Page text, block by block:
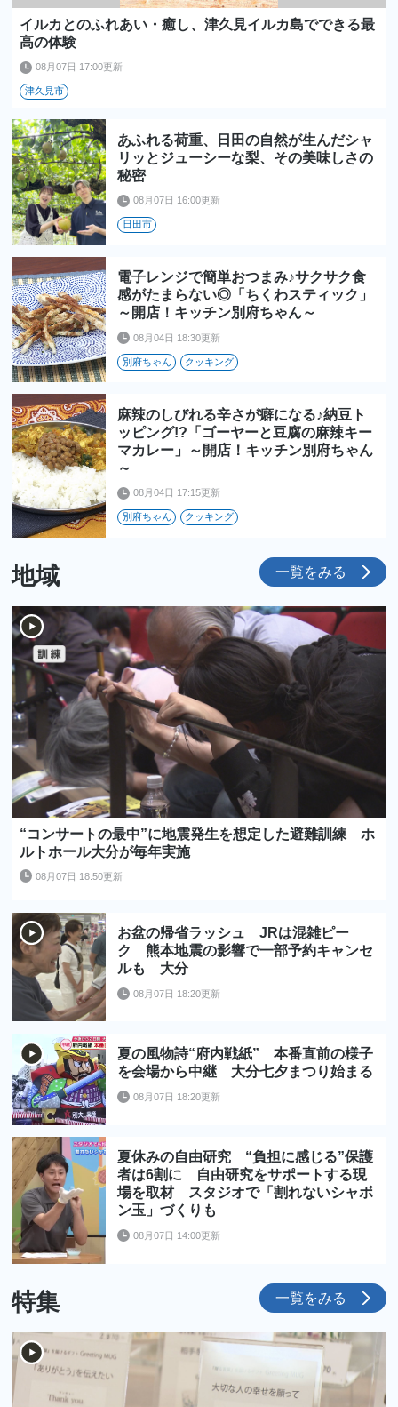
イルカとのふれあい・癒し、津久見イルカ島でできる最
高の体験
08月07日 17:00更新
津久見市
あふれる荷重、日田の自然が生んだシャ
リッとジューシーな梨、その美味しさの
秘密
08月07日 16:00更新
日田市
電子レンジで簡単おつまみ♪サクサク食
感がたまらない◎「ちくわスティック」
～開店！キッチン別府ちゃん～
08月04日 18:30更新
別府ちゃん クッキング
麻辣のしびれる辛さが癖になる♪納豆ト
ッピング!?「ゴーヤーと豆腐の麻辣キー
マカレー」～開店！キッチン別府ちゃん
～
08月04日 17:15更新
別府ちゃん クッキング
地域 一覧をみる
“コンサートの最中”に地震発生を想定した避難訓練 ホ
ルトホール大分が毎年実施
08月07日 18:50更新
お盆の帰省ラッシュ JRは混雑ピー
ク 熊本地震の影響で一部予約キャンセ
ルも 大分
08月07日 18:20更新
夏の風物詩“府内戦紙” 本番直前の様子
を会場から中継 大分七夕まつり始まる
08月07日 18:20更新
夏休みの自由研究 “負担に感じる”保護
者は6割に 自由研究をサポートする現
場を取材 スタジオで「割れないシャボ
ン玉」づくりも
08月07日 14:00更新
特集 一覧をみる